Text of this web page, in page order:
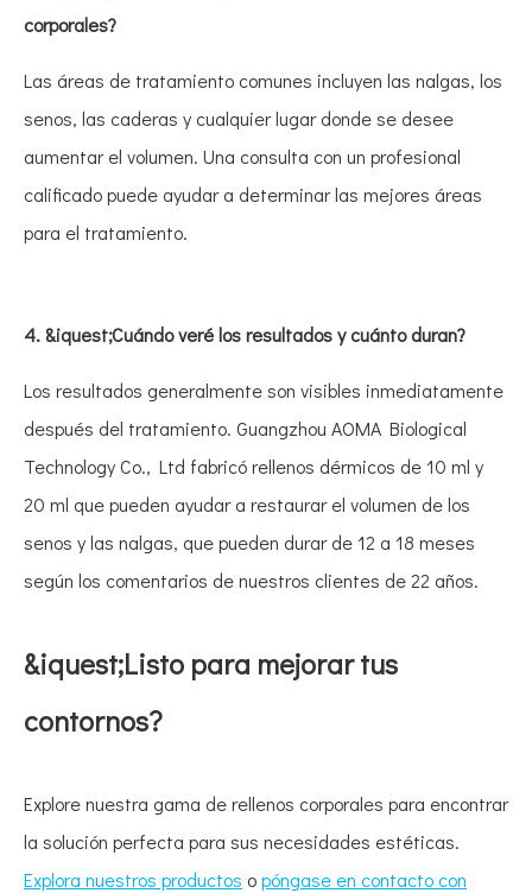
corporales?
Las áreas de tratamiento comunes incluyen las nalgas, los
senos, las caderas y cualquier lugar donde se desee
aumentar el volumen. Una consulta con un profesional
calificado puede ayudar a determinar las mejores áreas
para el tratamiento.
4. &iquest;Cuándo veré los resultados y cuánto duran?
Los resultados generalmente son visibles inmediatamente
después del tratamiento. Guangzhou AOMA Biological
Technology Co., Ltd fabricó rellenos dérmicos de 10 ml y
20 ml que pueden ayudar a restaurar el volumen de los
senos y las nalgas, que pueden durar de 12 a 18 meses
según los comentarios de nuestros clientes de 22 años.
&iquest;Listo para mejorar tus
contornos?
Explore nuestra gama de rellenos corporales para encontrar
la solución perfecta para sus necesidades estéticas.
Explora nuestros productos opóngase en contacto con